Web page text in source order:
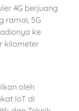
4G berjuang
ramai, 5G
ke
kilometer
oleh
IoT di